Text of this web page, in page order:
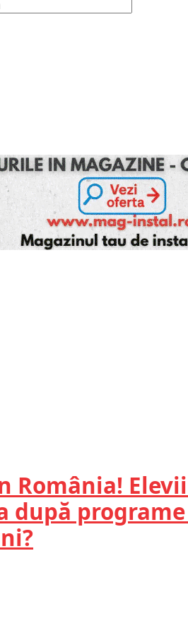
România!
programe